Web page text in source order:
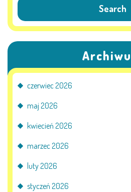
czerwiec 2026
maj 2026
kwiecień 2026
marzec 2026
luty 2026
styczeń 2026